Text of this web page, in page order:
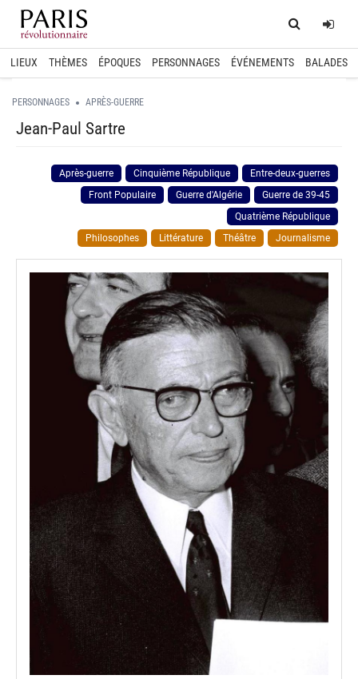
Home
LIEUX THÈMES ÉPOQUES PERSONNAGES ÉVÉNEMENTS BALADES
PERSONNAGES APRÈS-GUERRE
Jean-Paul Sartre
Après-guerre Cinquième République
Entre-deux-guerres
Front Populaire
Guerre d'Algérie
Guerre de 39-45
Quatrième République
Philosophes
Littérature Théâtre Journalisme